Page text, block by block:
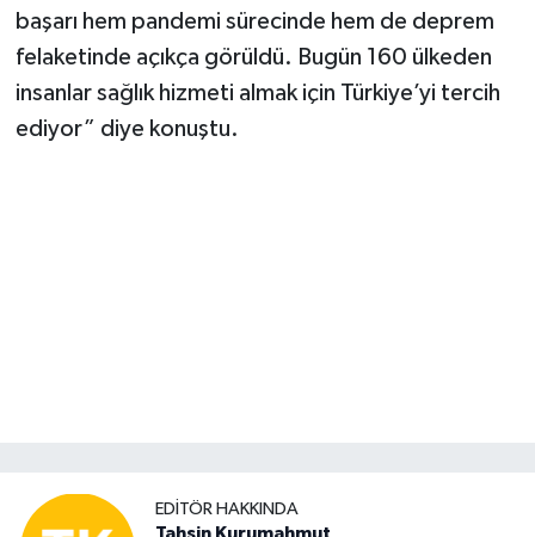
başarı hem pandemi sürecinde hem de deprem
felaketinde açıkça görüldü. Bugün 160 ülkeden
insanlar sağlık hizmeti almak için Türkiye’yi tercih
ediyor” diye konuştu.
EDITÖR HAKKINDA
Tahsin Kurumahmut